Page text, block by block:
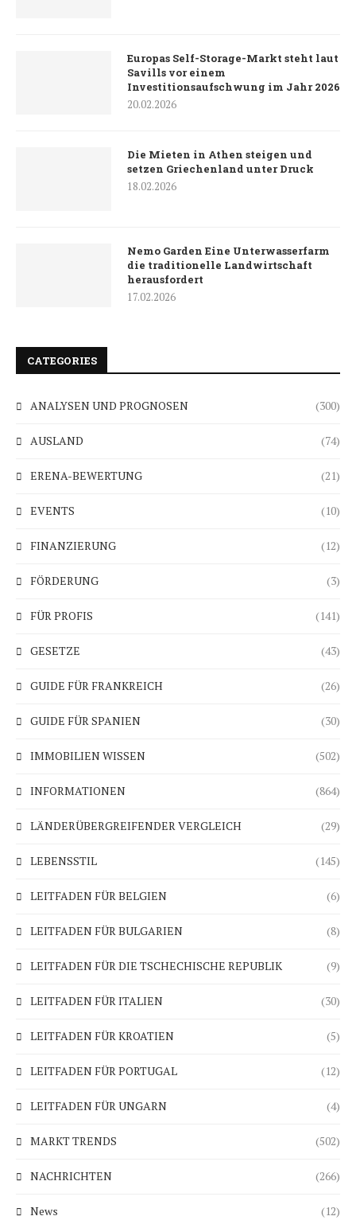
Europas Self-Storage-Markt steht laut
Savills vor einem
Investitionsaufschwung im Jahr 2026
20.02.2026
Die Mieten in Athen steigen und
setzen Griechenland unter Druck
18.02.2026
Nemo Garden Eine Unterwasserfarm
die traditionelle Landwirtschaft
herausfordert
17.02.2026
CATEGORIES
ANALYSEN UND PROGNOSEN (300)
AUSLAND (74)
ERENA-BEWERTUNG (21)
EVENTS (10)
FINANZIERUNG (12)
FÖRDERUNG (3)
FÜR PROFIS (141)
GESETZE (43)
GUIDE FÜR FRANKREICH (26)
GUIDE FÜR SPANIEN (30)
IMMOBILIEN WISSEN (502)
INFORMATIONEN (864)
LÄNDERÜBERGREIFENDER VERGLEICH (29)
LEBENSSTIL (145)
LEITFADEN FÜR BELGIEN (6)
LEITFADEN FÜR BULGARIEN (8)
LEITFADEN FÜR DIE TSCHECHISCHE REPUBLIK (9)
LEITFADEN FÜR ITALIEN (30)
LEITFADEN FÜR KROATIEN (5)
LEITFADEN FÜR PORTUGAL (12)
LEITFADEN FÜR UNGARN (4)
MARKT TRENDS (502)
NACHRICHTEN (266)
News (12)